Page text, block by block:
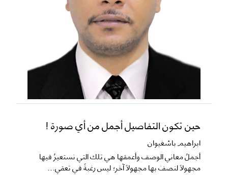
حين تكون التفاصيل أجمل من أي صورة !
ابراهيم باشغيوان
​أجملُ معاني الوصف وأعمقها هي تلك التي نستعيرُ فيها
مجهولاً لنصفَ بها مجهولاً آخر؛ ليس رغبةً في تعقي...